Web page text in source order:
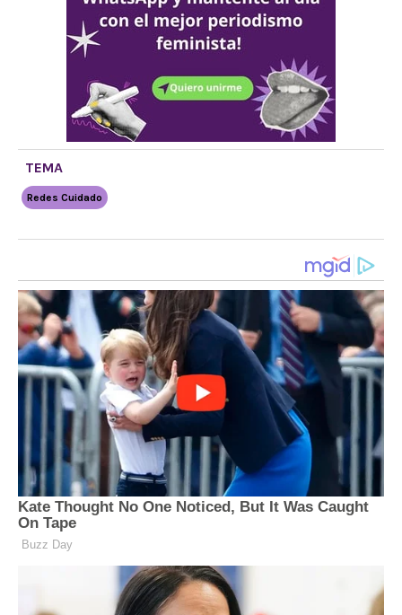
TEMA
Redes Cuidado